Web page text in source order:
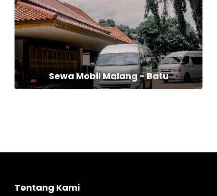
Sewa Mobil Malang - Batu
Tentang Kami